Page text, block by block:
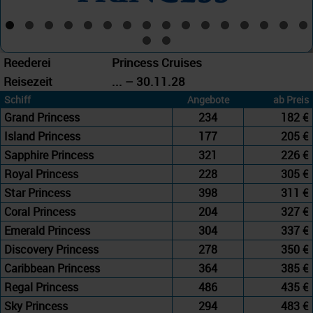
Reederei
Princess Cruises
Reisezeit
... – 30.11.28
Schiff Angebote ab Preis
Grand Princess 234
182 €
Island Princess
177
205 €
Sapphire Princess
321
226 €
Royal Princess
228
305 €
Star Princess
398
311 €
Coral Princess
204
327 €
Emerald Princess
304
337 €
Discovery Princess
278
350 €
Caribbean Princess
364
385 €
Regal Princess
486
435 €
Sky Princess
294 483 €